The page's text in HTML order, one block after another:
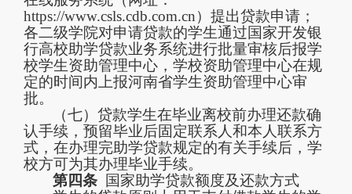
https://www.csls.cdb.com.cn）提出贷款申请；
各二级学院对申请贷款的学生通过国家开发银
行高校助学贷款业务系统进行批量审核后报学
校学生资助管理中心，学校资助管理中心在规
定的时间内上报河南省学生资助管理中心审
批。
（七） 贷款学生在毕业离校前办理还款确
认手续，预留毕业后固定联系人和本人联系方
式，在办理完助学贷款规定的有关手续后，学
校方可为其办理毕业手续。
第四条
国家助学贷款额度及还款方式